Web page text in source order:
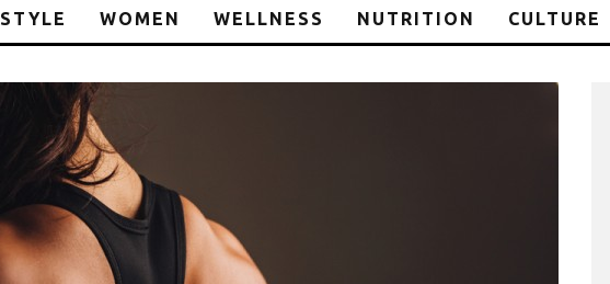
STYLE WOMEN WELLNESS NUTRITION CULTURE